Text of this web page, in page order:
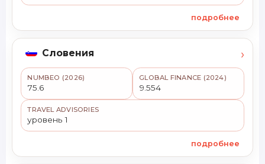
подробнее
Словения ›
NUMBEO (2026)
75.6
GLOBAL FINANCE (2024)
9.554
TRAVEL ADVISORIES
уровень 1
подробнее